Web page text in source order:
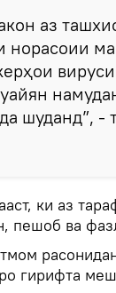
аз
норасоии
шуданд”, -
ки аз
пешоб ва
гирифта